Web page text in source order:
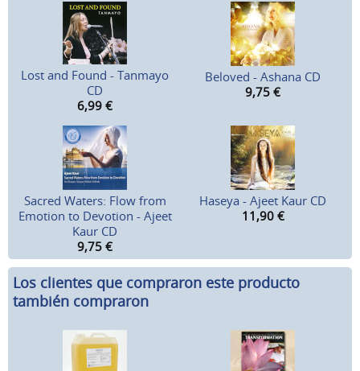
Lost and Found - Tanmayo
CD
6,99 €
Beloved - Ashana CD
9,75 €
Sacred Waters: Flow from
Emotion to Devotion - Ajeet
Kaur CD
9,75 €
Haseya - Ajeet Kaur CD
11,90 €
Los clientes que compraron este producto
también compraron